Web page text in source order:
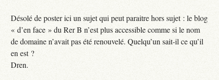
Désolé de poster ici un sujet qui peut paraitre hors sujet : le blog
« d’en face » du Rer B n’est plus accessible comme si le nom
de domaine n’avait pas été renouvelé. Quelqu’un sait-il ce qu’il
en est ?
Dren.